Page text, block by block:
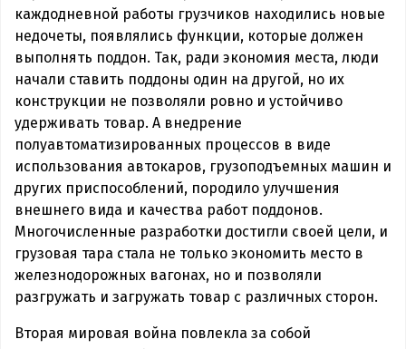
каждодневной работы грузчиков находились новые
недочеты, появлялись функции, которые должен
выполнять поддон. Так, ради экономия места, люди
начали ставить поддоны один на другой, но их
конструкции не позволяли ровно и устойчиво
удерживать товар. А внедрение
полуавтоматизированных процессов в виде
использования автокаров, грузоподъемных машин и
других приспособлений, породило улучшения
внешнего вида и качества работ поддонов.
Многочисленные разработки достигли своей цели, и
грузовая тара стала не только экономить место в
железнодорожных вагонах, но и позволяли
разгружать и загружать товар с различных сторон.
Вторая мировая война повлекла за собой